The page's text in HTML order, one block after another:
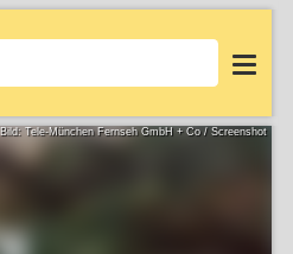
Login
Bild: Tele-München Fernseh GmbH + Co / Screenshot